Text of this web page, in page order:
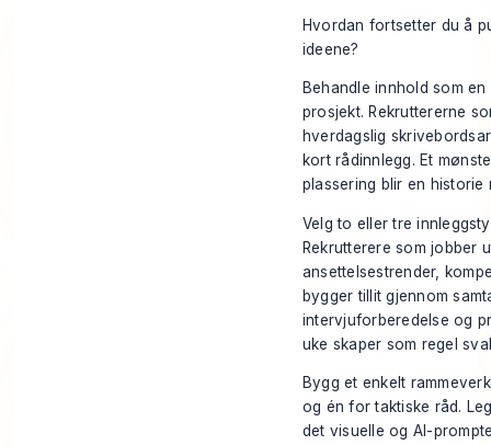
Hvordan fortsetter du å
ideene?
Behandle innhold som
prosjekt. Rekruttererne
hverdagslig
kort rådinnlegg. Et
plassering blir en historie
Velg to eller tre
Rekrutterere som jobber
ansettelsestrender,
bygger tillit gjennom
intervjuforberedelse og
uke skaper som regel
Bygg et enkelt
og én for taktiske råd.
det visuelle og AI-